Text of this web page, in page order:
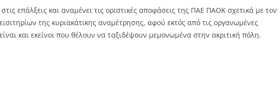
επάλξεις και αναμένει τις οριστικές αποφάσεις της ΠΑΕ ΠΑΟΚ σχετικά με τον
της κυριακάτικης αναμέτρησης, αφού εκτός από τις οργανωμένες
και εκείνοι που θέλουν να ταξιδέψουν μεμονωμένα στην ακριτική πόλη.